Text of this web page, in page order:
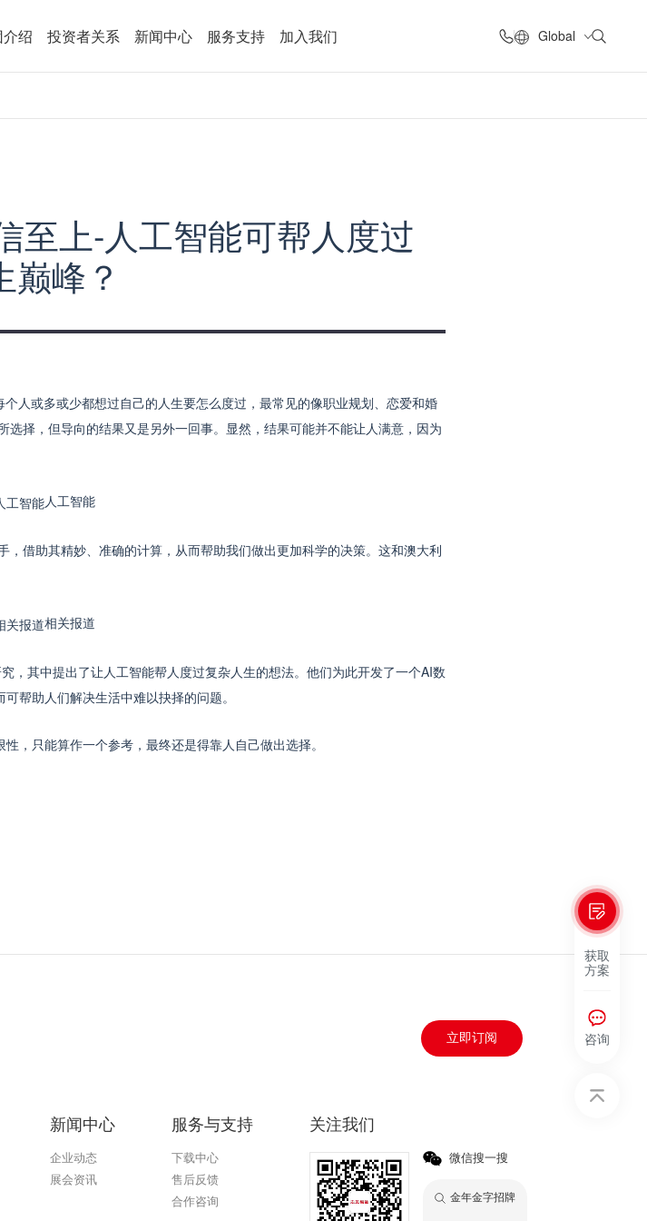
绍 投资者关系 新闻中心 服务支持 加入我们 Global
至上-人工智能可帮人度过
峰？
或多或少都想过自己的人生要怎么度过，最常见的像职业规划、恋爱和婚
择，但导向的结果又是另外一回事。显然，结果可能并不能让人满意，因为
人工智能
借助其精妙、准确的计算，从而帮助我们做出更加科学的决策。这和澳大利
相关报道
其中提出了让人工智能帮人度过复杂人生的想法。他们为此开发了一个AI数
帮助人们解决生活中难以抉择的问题。
只能算作一个参考，最终还是得靠人自己做出选择。
获取
方案
咨询
立即订阅
新闻中心
企业动态
展会资讯
服务与支持
下载中心
售后反馈
合作咨询
关注我们
微信搜一搜
金年金字招牌